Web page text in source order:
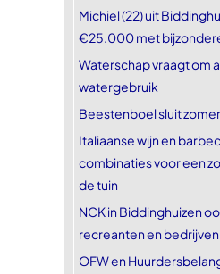
Michiel (22) uit
€25.000 met
Waterschap vraagt om
watergebruik
Beestenboel sluit
Italiaanse wijn en
combinaties voor een
de tuin
NCK in Biddinghuizen
recreanten en bedrijven
OFW en